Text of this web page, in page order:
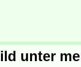
unter